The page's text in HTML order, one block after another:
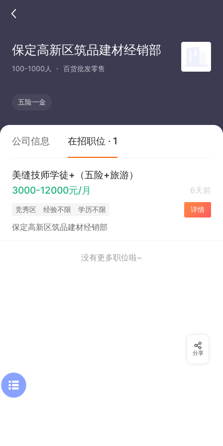
保定高新区筑品建材经销部
100-1000人 百货批发零售
五险一金
公司信息 在招职位 · 1
美缝技师学徒+（五险+旅游）
3000-12000元/月
6天前
竞秀区 经验不限 学历不限 详情
保定高新区筑品建材经销部
没有更多职位啦~
分享